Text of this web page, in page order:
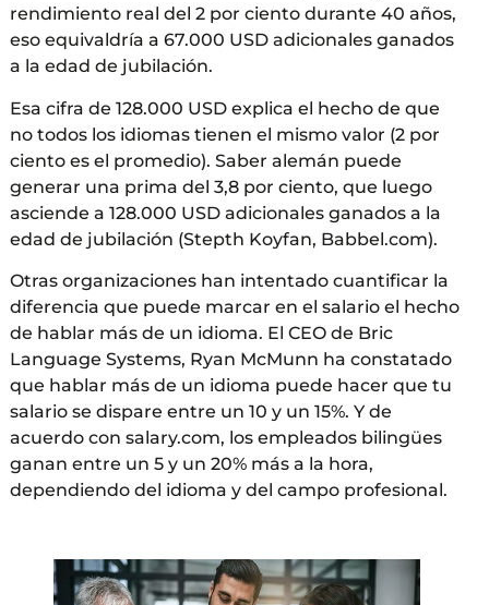
rendimiento real del 2 por ciento durante 40 años,
eso equivaldría a 67.000 USD adicionales ganados
a la edad de jubilación.
Esa cifra de 128.000 USD explica el hecho de que
no todos los idiomas tienen el mismo valor (2 por
ciento es el promedio). Saber alemán puede
generar una prima del 3,8 por ciento, que luego
asciende a 128.000 USD adicionales ganados a la
edad de jubilación (Stepth Koyfan, Babbel.com).
Otras organizaciones han intentado cuantificar la
diferencia que puede marcar en el salario el hecho
de hablar más de un idioma. El CEO de Bric
Language Systems, Ryan McMunn ha constatado
que hablar más de un idioma puede hacer que tu
salario se dispare entre un 10 y un 15%. Y de
acuerdo con salary.com, los empleados bilingües
ganan entre un 5 y un 20% más a la hora,
dependiendo del idioma y del campo profesional.